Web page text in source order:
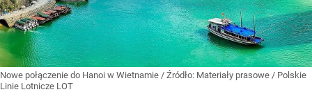
Nowe połączenie do Hanoi w Wietnamie / Źródło: Materiały prasowe / Polskie
Linie Lotnicze LOT